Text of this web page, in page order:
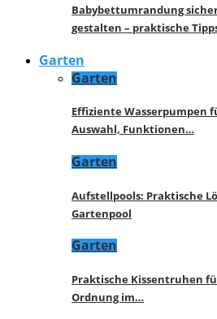
Babybettumrandung
gestalten – praktische
Garten
Garten
Effiziente Wasserpumpen
Auswahl, Funktionen…
Garten
Aufstellpools: Praktische
Gartenpool
Garten
Praktische Kissentruhen
Ordnung im…